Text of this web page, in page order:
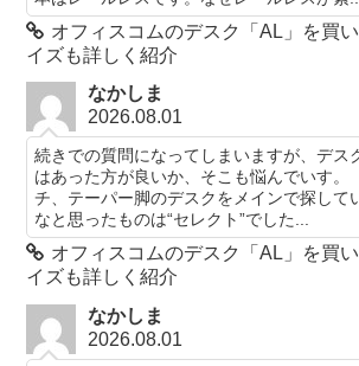
オフィスコムのデスク「AL」を買
イズも詳しく紹介
なかしま
2026.08.01
続きでの質問になってしまいますが、デス
はあった方が良いか、そこも悩んでいす。
チ、テーパー脚のデスクをメインで探して
なと思ったものは“セレクト”でした...
オフィスコムのデスク「AL」を買
イズも詳しく紹介
なかしま
2026.08.01